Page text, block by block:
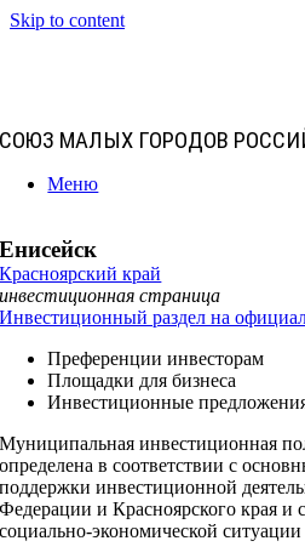
Skip to content
СОЮЗ МАЛЫХ ГОРОДОВ
Меню
Енисейск
Красноярский край
инвестиционная страница
Инвестиционный раздел на
Преференции инвесторам
Площадки для бизнеса
Инвестиционные
Муниципальная инвестиционная
определена в соответствии с
поддержки инвестиционной
Федерации и Красноярского края и
социально-экономической